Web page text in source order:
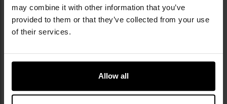
may combine it with other information that you’ve
provided to them or that they’ve collected from your use
of their services.
Allow all
NAJWAŻNIEJSZE CECHY
zamek YKK